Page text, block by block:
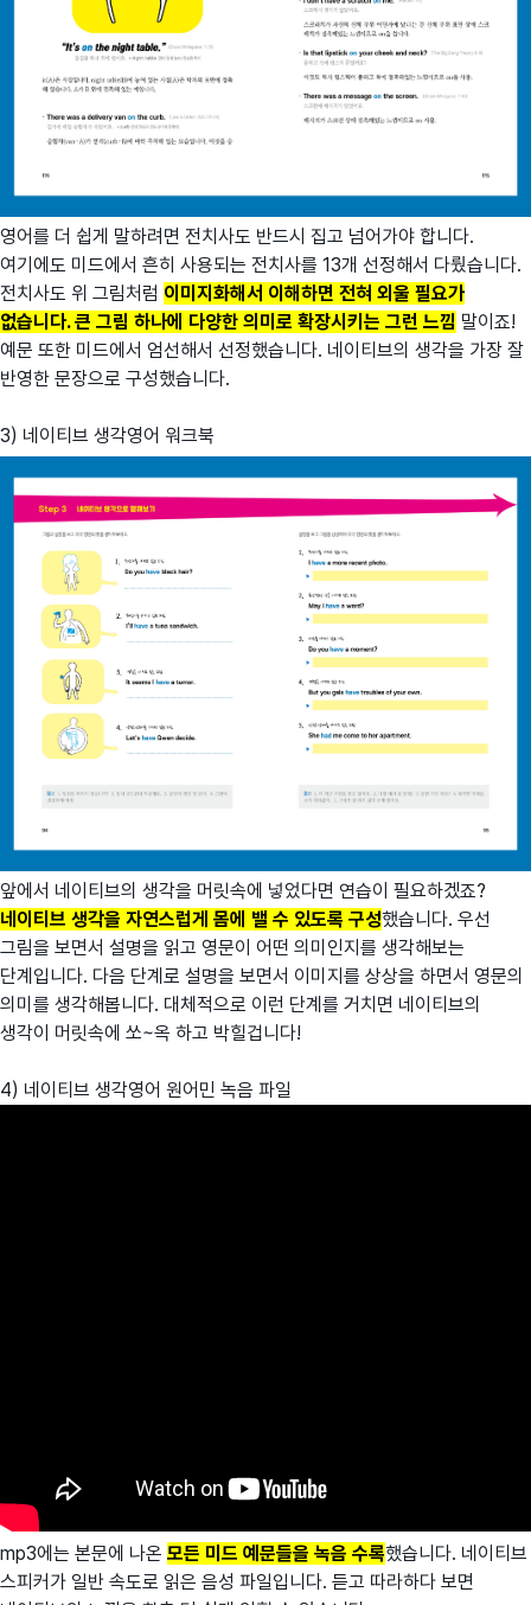
영어를 더 쉽게 말하려면 전치사도 반드시 집고 넘어가야 합니다.
여기에도 미드에서 흔히 사용되는 전치사를 13개 선정해서 다뤘습니다.
전치사도 위 그림처럼 이미지화해서 이해하면 전혀 외울 필요가
없습니다. 큰 그림 하나에 다양한 의미로 확장시키는 그런 느낌 말이죠!
예문 또한 미드에서 엄선해서 선정했습니다. 네이티브의 생각을 가장 잘
반영한 문장으로 구성했습니다.
3) 네이티브 생각영어 워크북
앞에서 네이티브의 생각을 머릿속에 넣었다면 연습이 필요하겠죠?
네이티브 생각을 자연스럽게 몸에 밸 수 있도록 구성했습니다. 우선
그림을 보면서 설명을 읽고 영문이 어떤 의미인지를 생각해보는
단계입니다. 다음 단계로 설명을 보면서 이미지를 상상을 하면서 영문의
의미를 생각해봅니다. 대체적으로 이런 단계를 거치면 네이티브의
생각이 머릿속에 쏘~옥 하고 박힐겁니다!
4) 네이티브 생각영어 원어민 녹음 파일
mp3에는 본문에 나온 모든 미드 예문들을 녹음 수록했습니다. 네이티브
스피커가 일반 속도로 읽은 음성 파일입니다. 듣고 따라하다 보면